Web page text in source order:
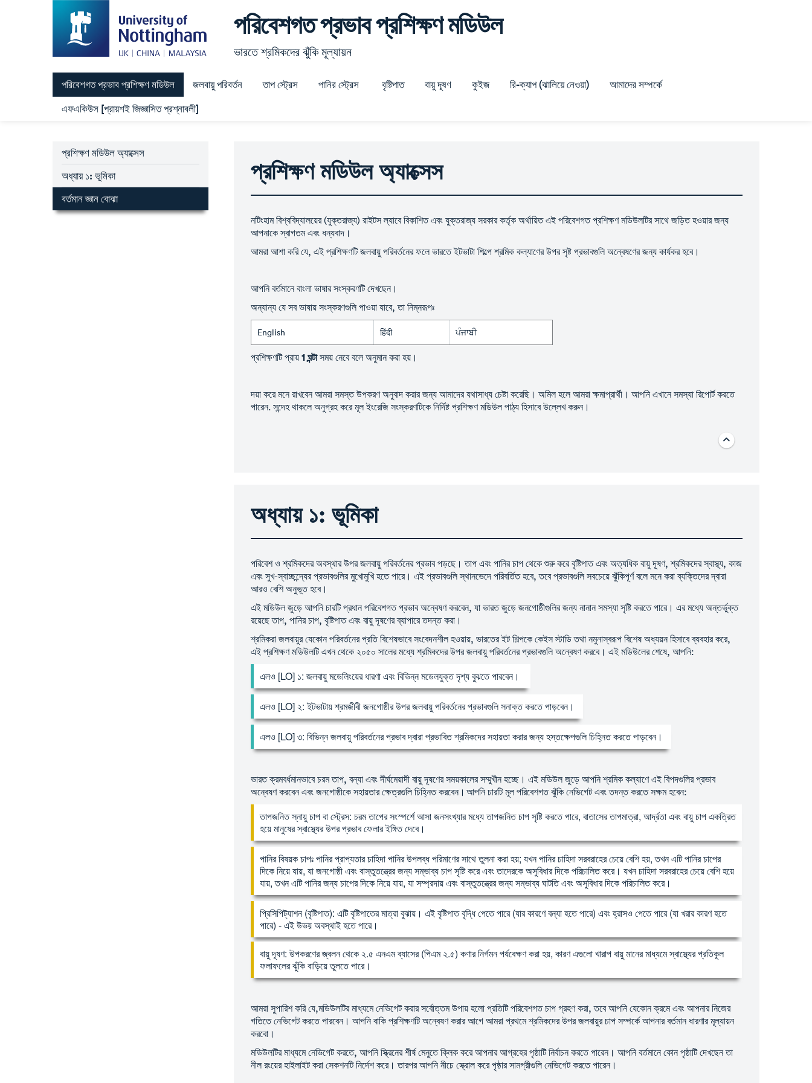
পরিবেশগত প্রভাব প্রশিক্ষণ মডিউল
ভারতে শ্রমিকদের ঝুঁকি মূল্যায়ন
পরিবেশগত প্রভাব প্রশিক্ষণ মডিউল জলবায়ু পরিবর্তন তাপ স্ট্রেস পানির স্ট্রেস বৃষ্টিপাত বায়ু দূষণ কুইজ রি-ক্যাপ (ঝালিয়ে নেওয়া)
আমাদের সম্পর্কে
এফএকিউস [প্রায়শই জিজ্ঞাসিত প্রশ্নাবলী]
প্রশিক্ষণ মডিউল অ্যাক্সেস
অধ্যায় ১: ভূমিকা
বর্তমান জ্ঞান বোঝা
প্রশিক্ষণ মডিউল অ্যাক্সেস
নটিংহাম বিশ্ববিদ্যালয়ের (যুক্তরাজ্য) রাইটস ল্যাবে বিকাশিত এবং যুক্তরাজ্য সরকার কর্তৃক অর্থায়িত এই পরিবেশগত প্রশিক্ষণ মডিউলটির সাথে জড়িত হওয়ার জন্য
আপনাকে স্বাগতম এবং ধন্যবাদ।
আমরা আশা করি যে, এই প্রশিক্ষণটি জলবায়ু পরিবর্তনের ফলে ভারতে ইটভাটা শিল্পে শ্রমিক কল্যাণের উপর সৃষ্ট প্রভাবগুলি অন্বেষণের জন্য কার্যকর হবে।
আপনি বর্তমানে বাংলা ভাষার সংস্করণটি দেখছেন।
অন্যান্য যে সব ভাষায় সংস্করণগুলি পাওয়া যাবে, তা নিম্নরূপঃ
English हिंदी ਪੰਜਾਬੀ
প্রশিক্ষণটি প্রায় 1 ঘন্টাসময় নেবে বলে অনুমান করা হয়।
দয়া করে মনে রাখবেন আমরা সমস্ত উপকরণ অনুবাদ করার জন্য আমাদের যথাসাধ্য চেষ্টা করেছি। অমিল হলে আমরা ক্ষমাপ্রার্থী। আপনিএখানেসমস্যা রিপোর্ট করতে
পারেন. সন্দেহ থাকলে অনুগ্রহ করে মূল ইংরেজি সংস্করণটিকে নির্দিষ্ট প্রশিক্ষণ মডিউল পাঠ্য হিসাবে উল্লেখ করুন।
Top
অধ্যায় ১: ভূমিকা
পরিবেশ ও শ্রমিকদের অবস্থার উপর জলবায়ু পরিবর্তনের প্রভাব পড়ছে। তাপ এবং পানির চাপ থেকে শুরু করে বৃষ্টিপাত এবং অত্যধিক বায়ু দূষণ, শ্রমিকদের স্বাস্থ্য, কাজ
এবং সুখ-স্বাচ্ছন্দ্যের প্রভাবগুলির মুখোমুখি হতে পারে। এই প্রভাবগুলি স্থানভেদে পরিবর্তিত হবে, তবে প্রভাবগুলি সবচেয়ে ঝুঁকিপূর্ণ বলে মনে করা ব্যক্তিদের দ্বারা
আরও বেশি অনুভূত হবে।
এই মডিউল জুড়ে আপনি চারটি প্রধান পরিবেশগত প্রভাব অন্বেষণ করবেন, যা ভারত জুড়ে জনগোষ্ঠীগুলির জন্য নানান সমস্যা সৃষ্টি করতে পারে। এর মধ্যে অন্তর্ভুক্ত
রয়েছে তাপ, পানির চাপ, বৃষ্টিপাত এবং বায়ু দূষণের ব্যাপারে তদন্ত করা।
শ্রমিকরা জলবায়ুর যেকোন পরিবর্তনের প্রতি বিশেষভাবে সংবেদনশীল হওয়ায়, ভারতের ইট শিল্পকে কেইস স্টাডি তথা নমুনাস্বরূপ বিশেষ অধ্যয়ন হিসাবে ব্যবহার করে,
এই প্রশিক্ষণ মডিউলটি এখন থেকে ২০৫০ সালের মধ্যে শ্রমিকদের উপর জলবায়ু পরিবর্তনের প্রভাবগুলি অন্বেষণ করবে। এই মডিউলের শেষে, আপনি:
এলও [LO] ১: জলবায়ু মডেলিংয়ের ধারণা এবং বিভিন্ন মডেলযুক্ত দৃশ্য বুঝতে পারবেন।
এলও [LO] ২: ইটভাটায় শ্রমজীবী জনগোষ্ঠীর উপর জলবায়ু পরিবর্তনের প্রভাবগুলি সনাক্ত করতে পাড়বেন।
এলও [LO] ৩: বিভিন্ন জলবায়ু পরিবর্তনের প্রভাব দ্বারা প্রভাবিত শ্রমিকদের সহায়তা করার জন্য হস্তক্ষেপগুলি চিহ্নিত করতে পাড়বেন।
ভারত ক্রমবর্ধমানভাবে চরম তাপ, বন্যা এবং দীর্ঘমেয়াদী বায়ু দূষণের সময়কালের সম্মুখীন হচ্ছে। এই মডিউল জুড়ে আপনি শ্রমিক কল্যাণে এই বিপদগুলির প্রভাব
অন্বেষণ করবেন এবং জনগোষ্ঠীকে সহায়তার ক্ষেত্রগুলি চিহ্নিত করবেন। আপনি চারটি মূল পরিবেশগত ঝুঁকি নেভিগেট এবং তদন্ত করতে সক্ষম হবেন:
তাপজনিত স্নায়ু চাপ বা স্ট্রেস: চরম তাপের সংস্পর্শে আসা জনসংখ্যার মধ্যে তাপজনিত চাপ সৃষ্টি করতে পারে, বাতাসের তাপমাত্রা, আর্দ্রতা এবং বায়ু চাপ একত্রিত
হয়ে মানুষের স্বাস্থ্যের উপর প্রভাব ফেলার ইঙ্গিত দেবে।
পানির বিষয়ক চাপঃ পানির প্রাপ্যতার চাহিদা পানির উপলব্ধ পরিমাণের সাথে তুলনা করা হয়; যখন পানির চাহিদা সরবরাহের চেয়ে বেশি হয়, তখন এটি পানির চাপের
দিকে নিয়ে যায়, যা জনগোষ্ঠী এবং বাস্তুতন্ত্রের জন্য সম্ভাব্য চাপ সৃষ্টি করে এবং তাদেরকে অসুবিধার দিকে পরিচালিত করে। যখন চাহিদা সরবরাহের চেয়ে বেশি হয়ে
যায়, তখন এটি পানির জন্য চাপের দিকে নিয়ে যায়, যা সম্প্রদায় এবং বাস্তুতন্ত্রের জন্য সম্ভাব্য ঘাটতি এবং অসুবিধার দিকে পরিচালিত করে।
প্রিসিপিট্যাশন (বৃষ্টিপাত): এটি বৃষ্টিপাতের মাত্রা বুঝায়। এই বৃষ্টিপাত বৃদ্ধি পেতে পারে (যার কারণে বন্যা হতে পারে) এবং হ্রাসও পেতে পারে (যা খরার কারণ হতে
পারে) - এই উভয় অবস্থাই হতে পারে।
বায়ু দূষণ: উপকরণের জ্বলন থেকে ২.৫ এনএম ব্যাসের (পিএম ২.৫) কণার নির্গমন পর্যবেক্ষণ করা হয়, কারণ এগুলো খারাপ বায়ু মানের মাধ্যমে স্বাস্থ্যের প্রতিকূল
ফলাফলের ঝুঁকি বাড়িয়ে তুলতে পারে।
আমরা সুপারিশ করি যে,মডিউলটির মাধ্যমে নেভিগেট করার সর্বোত্তম উপায় হলো প্রতিটি পরিবেশগত চাপ গ্রহণ করা, তবে আপনি যেকোন ক্রমে এবং আপনার নিজের
গতিতে নেভিগেট করতে পারবেন। আপনি বাকি প্রশিক্ষণটি অন্বেষণ করার আগে আমরা প্রথমে শ্রমিকদের উপর জলবায়ুর চাপ সম্পর্কে আপনার বর্তমান ধারণার মূল্যায়ন
করবো।
মডিউলটির মাধ্যমে নেভিগেট করতে, আপনি স্ক্রিনের শীর্ষ মেনুতে ক্লিক করে আপনার আগ্রহের পৃষ্ঠাটি নির্বাচন করতে পারেন। আপনি বর্তমানে কোন পৃষ্ঠাটি দেখছেন তা
নীল রংয়ের হাইলাইট করা সেকশনটি নির্দেশ করে। তারপর আপনি নীচে স্ক্রোল করে পৃষ্ঠার সামগ্রীগুলি নেভিগেট করতে পারেন।